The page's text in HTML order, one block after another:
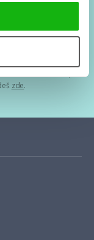
si
zde.